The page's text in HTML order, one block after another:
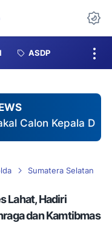
ASDP
Sumatera Selatan
Lahat, Hadiri
dan Kamtibmas